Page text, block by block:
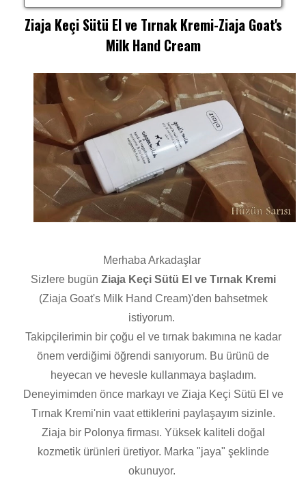
Ziaja Keçi Sütü El ve Tırnak Kremi-Ziaja Goat's
Milk Hand Cream
Merhaba Arkadaşlar
Sizlere bugün Ziaja Keçi Sütü El ve Tırnak Kremi
(Ziaja Goat's Milk Hand Cream)'den bahsetmek
istiyorum.
Takipçilerimin bir çoğu el ve tırnak bakımına ne kadar
önem verdiğimi öğrendi sanıyorum. Bu ürünü de
heyecan ve hevesle kullanmaya başladım.
Deneyimimden önce markayı ve Ziaja Keçi Sütü El ve
Tırnak Kremi'nin vaat ettiklerini paylaşayım sizinle.
Ziaja bir Polonya firması. Yüksek kaliteli doğal
kozmetik ürünleri üretiyor. Marka "jaya" şeklinde
okunuyor.